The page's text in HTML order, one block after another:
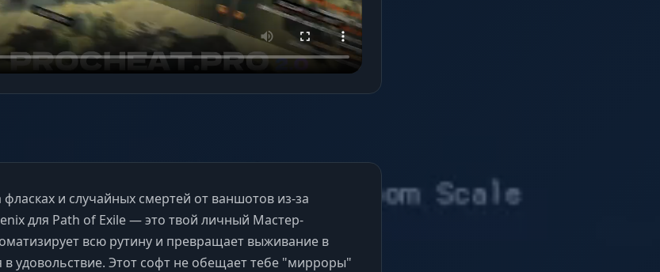
и случайных смертей от ваншотов из-за
для Path of Exile — это твой личный Мастер-
всю рутину и превращает выживание в
в удовольствие. Этот софт не обещает тебе "мирроры"